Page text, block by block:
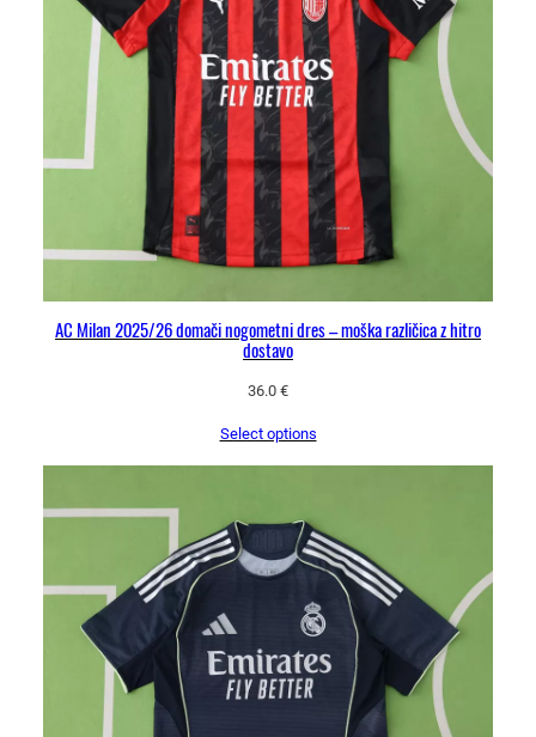
AC Milan 2025/26 domači nogometni dres – moška različica z hitro
dostavo
36.0 €
Select options